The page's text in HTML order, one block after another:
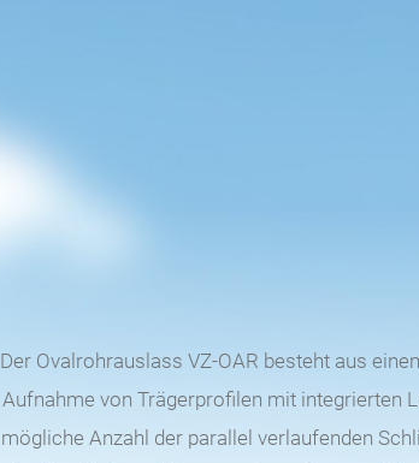
Der Ovalrohrauslass VZ-OAR besteht aus
Aufnahme von Trägerprofilen mit integrierten
mögliche Anzahl der parallel verlaufenden